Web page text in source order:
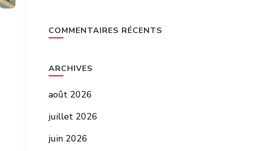
COMMENTAIRES RÉCENTS
ARCHIVES
août 2026
juillet 2026
juin 2026